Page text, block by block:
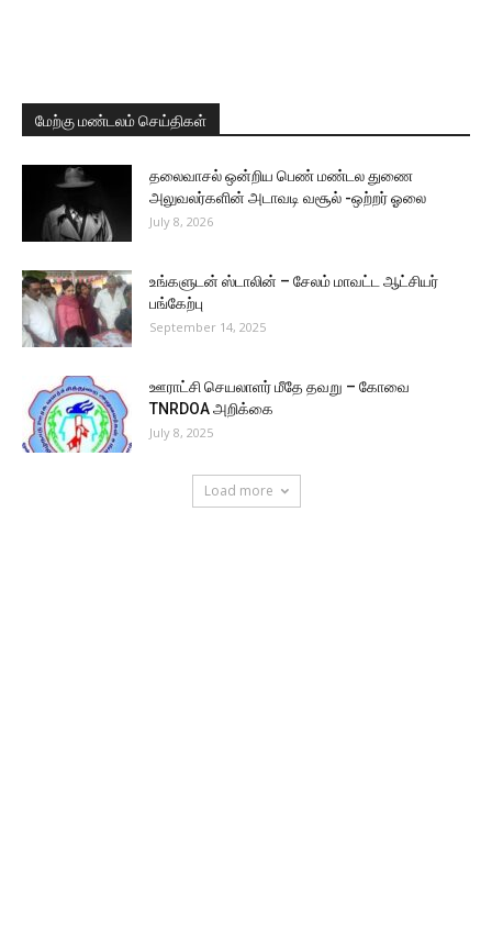
மேற்கு மண்டலம் செய்திகள்
தலைவாசல் ஒன்றிய பெண் மண்டல துணை
அலுவலர்களின் அடாவடி வசூல் -ஒற்றர் ஓலை
July 8, 2026
உங்களுடன் ஸ்டாலின் – சேலம் மாவட்ட ஆட்சியர்
பங்கேற்பு
September 14, 2025
ஊராட்சி செயலாளர் மீதே தவறு – கோவை
TNRDOA அறிக்கை
July 8, 2025
Load more